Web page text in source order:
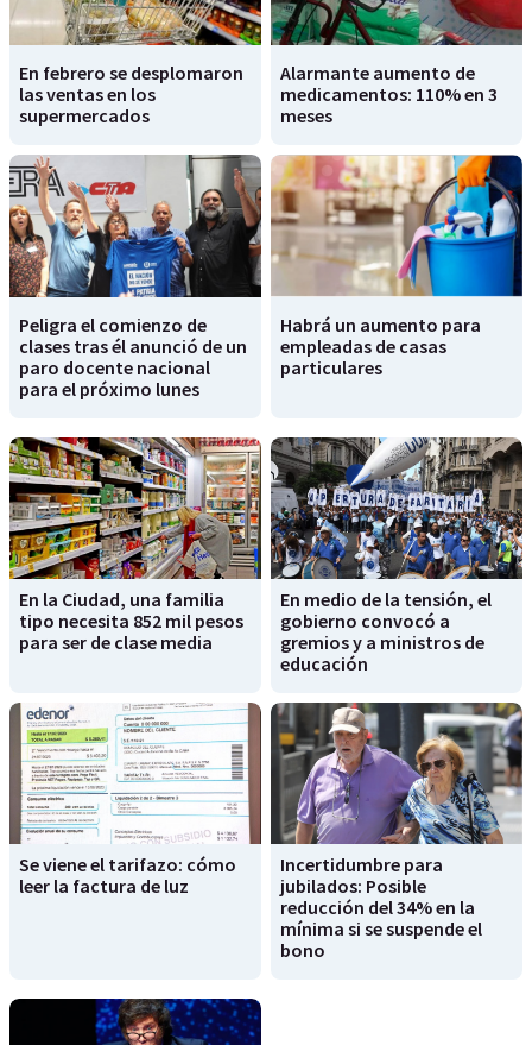
En febrero se desplomaron
las ventas en los
supermercados
Alarmante aumento de
medicamentos: 110% en 3
meses
Peligra el comienzo de
clases tras él anunció de un
paro docente nacional
para el próximo lunes
Habrá un aumento para
empleadas de casas
particulares
En la Ciudad, una familia
tipo necesita 852 mil pesos
para ser de clase media
En medio de la tensión, el
gobierno convocó a
gremios y a ministros de
educación
Se viene el tarifazo: cómo
leer la factura de luz
Incertidumbre para
jubilados: Posible
reducción del 34% en la
mínima si se suspende el
bono